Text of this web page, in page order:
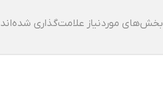
بخش‌های موردنیاز علامت‌گذاری شده‌اند